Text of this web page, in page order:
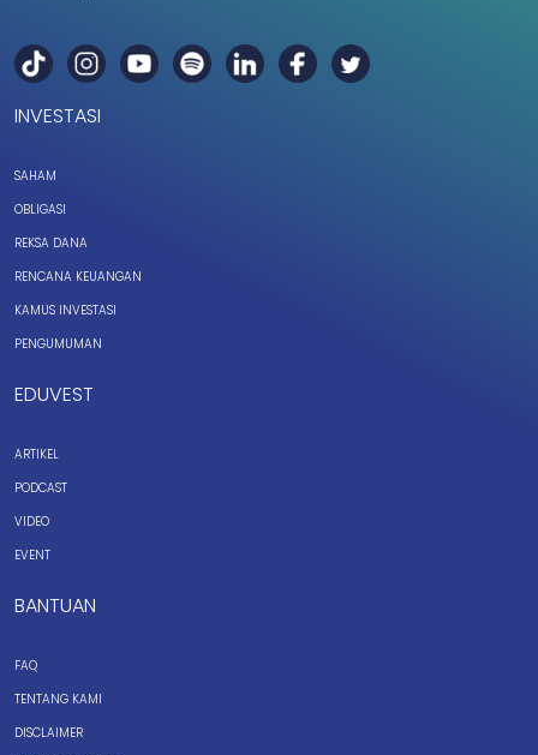
INVESTASI
SAHAM
OBLIGASI
REKSA DANA
RENCANA KEUANGAN
KAMUS INVESTASI
PENGUMUMAN
EDUVEST
ARTIKEL
PODCAST
VIDEO
EVENT
BANTUAN
FAQ
TENTANG KAMI
DISCLAIMER